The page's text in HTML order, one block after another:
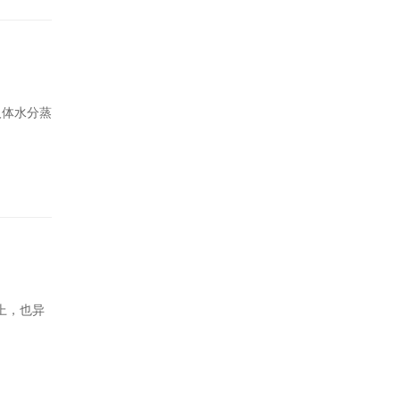
水分蒸
，也异